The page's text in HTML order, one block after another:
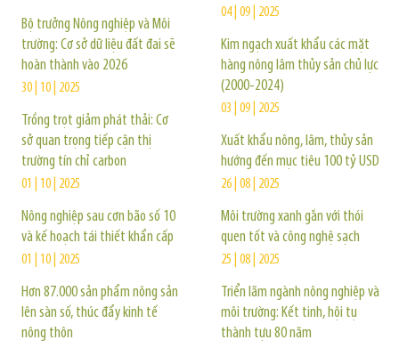
Bộ trưởng Nông nghiệp và Môi
trường: Cơ sở dữ liệu đất đai sẽ
hoàn thành vào 2026
30 | 10 | 2025
Trồng trọt giảm phát thải: Cơ
sở quan trọng tiếp cận thị
trường tín chỉ carbon
01 | 10 | 2025
Nông nghiệp sau cơn bão số 10
và kế hoạch tái thiết khẩn cấp
01 | 10 | 2025
Hơn 87.000 sản phẩm nông sản
lên sàn số, thúc đẩy kinh tế
nông thôn
04 | 09 | 2025
Kim ngạch xuất khẩu các mặt
hàng nông lâm thủy sản chủ lực
(2000-2024)
03 | 09 | 2025
Xuất khẩu nông, lâm, thủy sản
hướng đến mục tiêu 100 tỷ USD
26 | 08 | 2025
Môi trường xanh gắn với thói
quen tốt và công nghệ sạch
25 | 08 | 2025
Triển lãm ngành nông nghiệp và
môi trường: Kết tinh, hội tụ
thành tựu 80 năm